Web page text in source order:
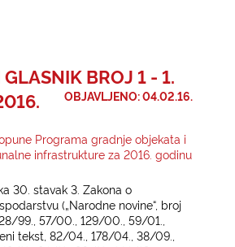
E-USLUGE
BROJ 1 - 1.
OBJAVLJENO: 04.02.16.
Programa gradnje objekata i
infrastrukture za 2016. godinu
30. stavak 3. Zakona o
(„Narodne novine“, broj
99., 57/00., 129/00., 59/01.,
tekst, 82/04., 178/04., 38/09.,